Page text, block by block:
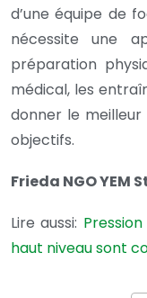
d’une équipe de
nécessite une
préparation
médical, les
donner le
objectifs.
Frieda NGO YEM
Lire aussi:
haut niveau sont